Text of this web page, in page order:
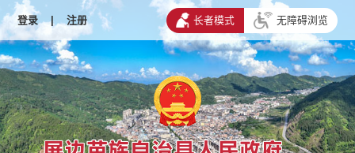
登录 | 注册 长者模式 无障碍浏览